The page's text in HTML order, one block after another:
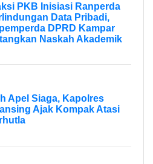
PKB Inisiasi Ranperda
Data Pribadi,
DPRD Kampar
Naskah Akademik
Apel Siaga, Kapolres
Ajak Kompak Atasi